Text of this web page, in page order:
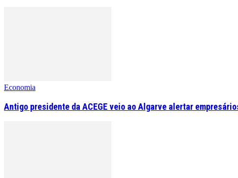
Economia
Antigo presidente da ACEGE veio ao Algarve alertar